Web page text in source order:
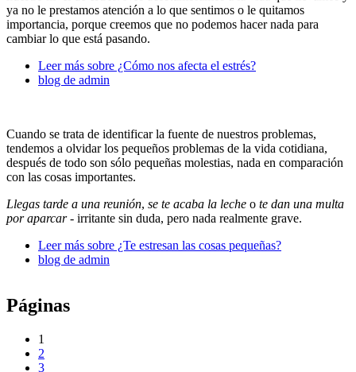
ya no le prestamos atención a lo que sentimos o le quitamos
importancia, porque creemos que no podemos hacer nada para
cambiar lo que está pasando.
Leer más sobre ¿Cómo nos afecta el estrés?
blog de admin
Cuando se trata de identificar la fuente de nuestros problemas,
tendemos a olvidar los pequeños problemas de la vida cotidiana,
después de todo son sólo pequeñas molestias, nada en comparación
con las cosas importantes.
Llegas tarde a una reunión, se te acaba la leche o te dan una multa
por aparcar - irritante sin duda, pero nada realmente grave.
Leer más sobre ¿Te estresan las cosas pequeñas?
blog de admin
Páginas
1
2
3